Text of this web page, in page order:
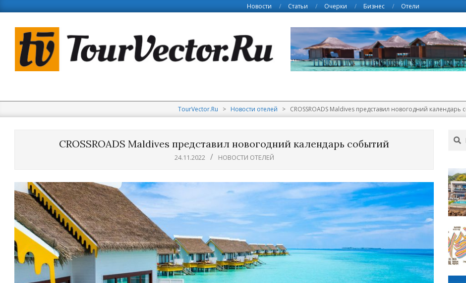
content
Новости Статьи Очерки Бизнес Отели
TourVector.Ru > Новости отелей > CROSSROADS Maldives представил новогодний календарь
CROSSROADS Maldives представил новогодний календарь событий
24.11.2022 НОВОСТИ ОТЕЛЕЙ